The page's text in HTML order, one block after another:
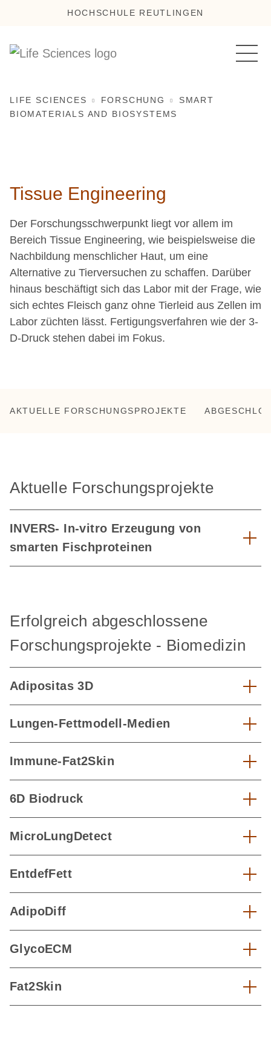
HOCHSCHULE REUTLINGEN
LIFE SCIENCES FORSCHUNG
SMART
BIOMATERIALS AND BIOSYSTEMS
Tissue Engineering
Der Forschungsschwerpunkt liegt vor allem im
Bereich Tissue Engineering, wie beispielsweise die
Nachbildung menschlicher Haut, um eine
Alternative zu Tierversuchen zu schaffen. Darüber
hinaus beschäftigt sich das Labor mit der Frage, wie
sich echtes Fleisch ganz ohne Tierleid aus Zellen im
Labor züchten lässt. Fertigungsverfahren wie der 3-
D-Druck stehen dabei im Fokus.
AKTUELLE FORSCHUNGSPROJEKTE
Aktuelle Forschungsprojekte
INVERS- In-vitro Erzeugung von
smarten Fischproteinen
Erfolgreich abgeschlossene
Forschungsprojekte - Biomedizin
Adipositas 3D
Lungen-Fettmodell-Medien
Immune-Fat2Skin
6D Biodruck
MicroLungDetect
EntdefFett
AdipoDiff
GlycoECM
Fat2Skin